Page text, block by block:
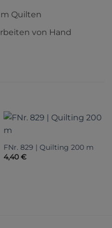
Quilten
von Hand
FNr. 829 | Quilting 200 m
4,40 €